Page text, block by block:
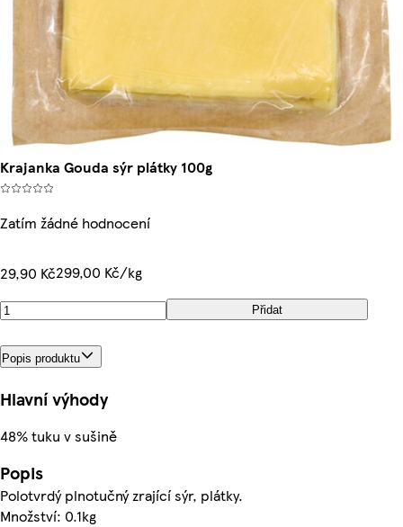
Krajanka Gouda sýr plátky 100g
Zatím žádné hodnocení
29,90 Kč299,00 Kč/kg
Přidat
Popis produktu
Hlavní výhody
48% tuku v sušině
Popis
Polotvrdý plnotučný zrající sýr, plátky.
Množství: 0.1kg